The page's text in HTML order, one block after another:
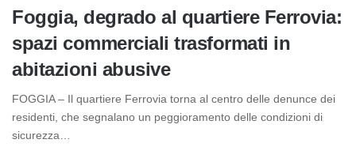
Foggia, degrado al quartiere Ferrovia:
spazi commerciali trasformati in
abitazioni abusive
FOGGIA – Il quartiere Ferrovia torna al centro delle denunce dei
residenti, che segnalano un peggioramento delle condizioni di
sicurezza…